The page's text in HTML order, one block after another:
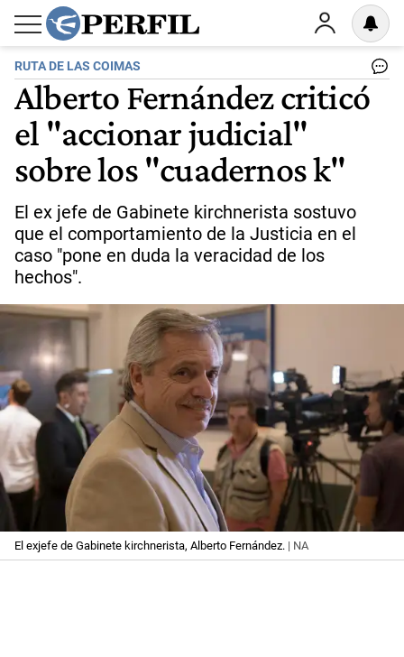
RUTA DE LAS COIMAS
Alberto Fernández criticó
el "accionar judicial"
sobre los "cuadernos k"
El ex jefe de Gabinete kirchnerista sostuvo
que el comportamiento de la Justicia en el
caso "pone en duda la veracidad de los
hechos".
El exjefe de Gabinete kirchnerista, Alberto Fernández. | NA